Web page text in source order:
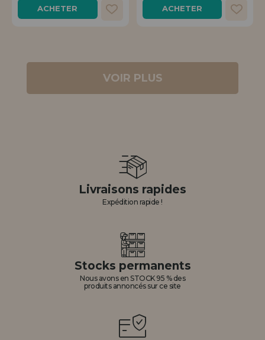
ACHETER ACHETER
VOIR PLUS
Livraisons rapides
Expédition rapide !
Stocks permanents
Nous avons en STOCK 95 % des
produits annoncés sur ce site